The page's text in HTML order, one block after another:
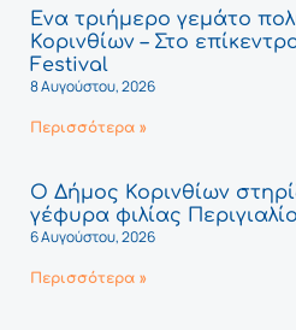
Ένα τριήμερο γεμάτο
Κορινθίων – Στο
Festival
8 Αυγούστου, 2026
Περισσότερα »
Ο Δήμος Κορινθίων
γέφυρα φιλίας
6 Αυγούστου, 2026
Περισσότερα »